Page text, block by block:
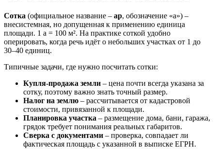
Сотка (официальное название – ар, обозначение «а») –
внесистемная, но допущенная к применению единица
площади. 1 а = 100 м². На практике соткой удобно
оперировать, когда речь идёт о небольших участках от 1 до
30–40 единиц.
Типичные задачи, где нужно посчитать сотки:
Купля-продажа земли – цена почти всегда указана за
сотку, поэтому важно знать точный размер.
Налог на землю – рассчитывается от кадастровой
стоимости, привязанной к площади.
Планировка участка – размещение дома, бани, гаража,
грядок требует понимания реальных габаритов.
Сверка с документами – проверка, совпадает ли
фактическая площадь с указанной в выписке ЕГРН.